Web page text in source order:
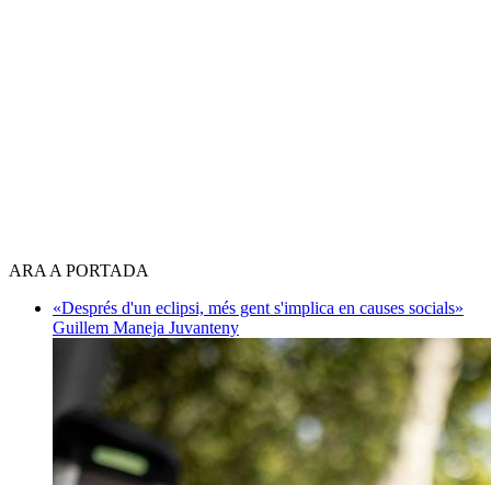
ARA A PORTADA
«Després d'un eclipsi, més gent s'implica en causes socials»
Guillem Maneja Juvanteny